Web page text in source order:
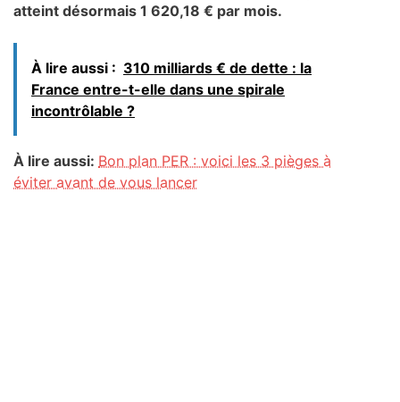
atteint désormais 1 620,18 € par mois.
À lire aussi : 310 milliards € de dette : la
France entre-t-elle dans une spirale
incontrôlable ?
À lire aussi: Bon plan PER : voici les 3 pièges à
éviter avant de vous lancer